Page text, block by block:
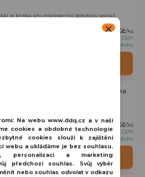
je krytka pro inteligentní dotykový spínač.
292 Kč/ks
bez DPH
na objednávku
1-gang vertical Fog vertikální krytka
jako sadu s...
292 Kč/ks
241 Kčbez DPH
na objednávku
Detail
Na webu www.ddq.cz a v naší
cookies a obdobné technologie
cookies slouží k zajištění
webu a ukládáme je bez souhlasu.
personalizaci a marketing
předchozí souhlas. Svůj výběr
nebo souhlas odvolat v odkazu